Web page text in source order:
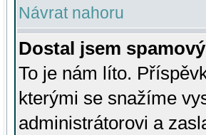
Návrat nahoru
Dostal jsem
To je nám líto.
kterými se snažíme
administrátorovi a